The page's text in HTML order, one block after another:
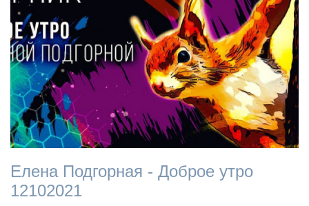
Елена Подгорная - Доброе утро
12102021